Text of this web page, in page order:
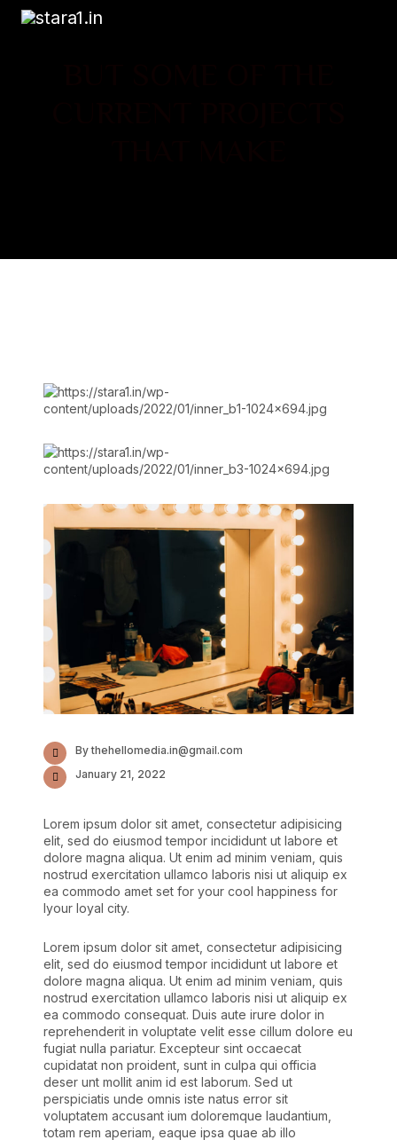
By thehellomedia.in@gmail.com
January 21, 2022
Lorem ipsum dolor sit amet, consectetur adipisicing
elit, sed do eiusmod tempor incididunt ut labore et
dolore magna aliqua. Ut enim ad minim veniam, quis
nostrud exercitation ullamco laboris nisi ut aliquip ex
ea commodo amet set for your cool happiness for
lyour loyal city.
Lorem ipsum dolor sit amet, consectetur adipisicing
elit, sed do eiusmod tempor incididunt ut labore et
dolore magna aliqua. Ut enim ad minim veniam, quis
nostrud exercitation ullamco laboris nisi ut aliquip ex
ea commodo consequat. Duis aute irure dolor in
reprehenderit in voluptate velit esse cillum dolore eu
fugiat nulla pariatur. Excepteur sint occaecat
cupidatat non proident, sunt in culpa qui officia
deser unt mollit anim id est laborum. Sed ut
perspiciatis unde omnis iste natus error sit
voluptatem accusant ium doloremque laudantium,
totam rem aperiam, eaque ipsa quae ab illo